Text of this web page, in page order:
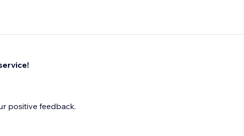
positive feedback.